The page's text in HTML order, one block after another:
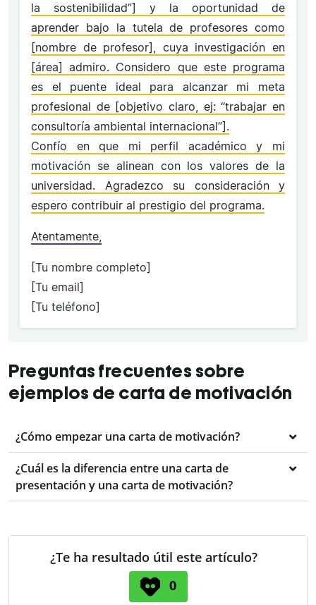
la sostenibilidad”] y la oportunidad de
aprender bajo la tutela de profesores como
[nombre de profesor], cuya investigación en
[área] admiro. Considero que este programa
es el puente ideal para alcanzar mi meta
profesional de [objetivo claro, ej: “trabajar en
consultoría ambiental internacional”].
Confío en que mi perfil académico y mi
motivación se alinean con los valores de la
universidad. Agradezco su consideración y
espero contribuir al prestigio del programa.
Atentamente,
[Tu nombre completo]
[Tu email]
[Tu teléfono]
Preguntas frecuentes sobre
ejemplos de carta de motivación
¿Cómo empezar una carta de motivación?
¿Cuál es la diferencia entre una carta de
presentación y una carta de motivación?
¿Te ha resultado útil este artículo?
0